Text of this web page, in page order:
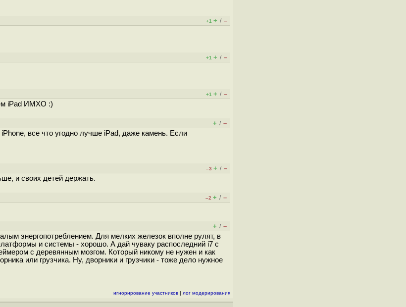
+1 + / –
+1 + / –
+1 + / –
iPad ИМХО :)
+ / –
все что угодно лучше iPad, даже камень. Если
–3 + / –
и своих детей держать.
–2 + / –
+ / –
энергопотреблением. Для мелких железок вполне рулят, в
и системы - хорошо. А дай чуваку распоследний i7 с
с деревянным мозгом. Который никому не нужен и как
или грузчика. Ну, дворники и грузчики - тоже дело нужное
игнорирование участников | лог модерирования